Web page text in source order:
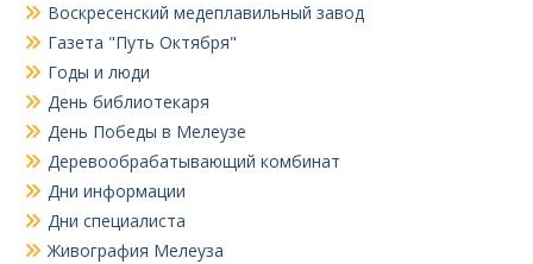
Воскресенский медеплавильный завод
Газета "Путь Октября"
Годы и люди
День библиотекаря
День Победы в Мелеузе
Деревообрабатывающий комбинат
Дни информации
Дни специалиста
Живография Мелеуза